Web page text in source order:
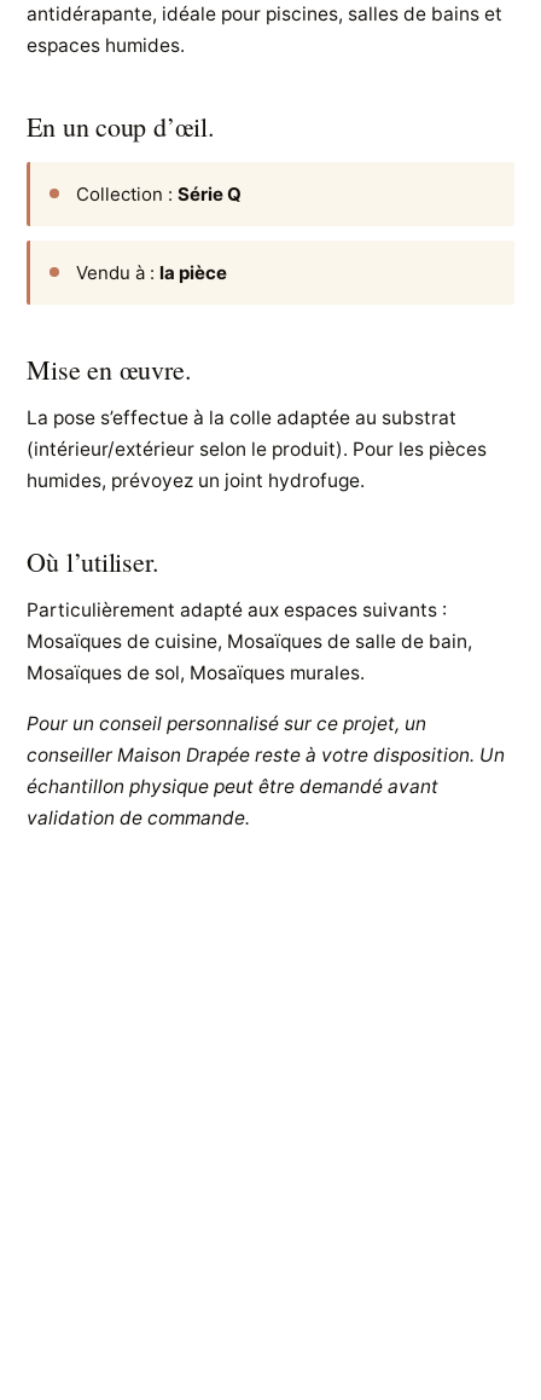
antidérapante, idéale pour piscines, salles de bains et
espaces humides.
En un coup d’œil.
Collection :Série Q
Vendu à :la pièce
Mise en œuvre.
La pose s’effectue à la colle adaptée au substrat
(intérieur/extérieur selon le produit). Pour les pièces
humides, prévoyez un joint hydrofuge.
Où l’utiliser.
Particulièrement adapté aux espaces suivants :
Mosaïques de cuisine, Mosaïques de salle de bain,
Mosaïques de sol, Mosaïques murales.
Pour un conseil personnalisé sur ce projet, un
conseiller Maison Drapée reste à votre disposition. Un
échantillon physique peut être demandé avant
validation de commande.